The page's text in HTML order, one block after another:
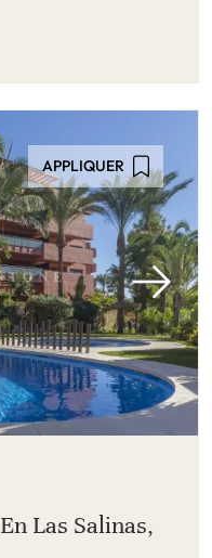
APPLIQUER
Las Salinas,